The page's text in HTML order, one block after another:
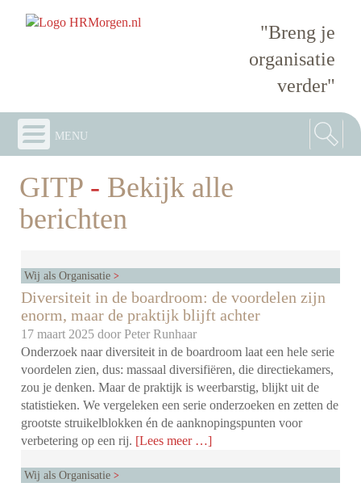
"Breng je
organisatie
verder"
menu
GITP - Bekijk alle
berichten
Wij als Organisatie
Diversiteit in de boardroom: de voordelen zijn
enorm, maar de praktijk blijft achter
17 maart 2025 doorPeter Runhaar
Onderzoek naar diversiteit in de boardroom laat een hele serie
voordelen zien, dus: massaal diversifiëren, die directiekamers,
zou je denken. Maar de praktijk is weerbarstig, blijkt uit de
statistieken. We vergeleken een serie onderzoeken en zetten de
grootste struikelblokken én de aanknopingspunten voor
verbetering op een rij. [Lees meer …]
Wij als Organisatie